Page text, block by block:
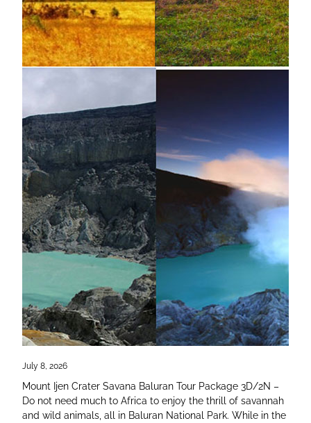
July 8, 2026
Mount Ijen Crater Savana Baluran Tour Package 3D/2N –
Do not need much to Africa to enjoy the thrill of savannah
and wild animals, all in Baluran National Park. While in the